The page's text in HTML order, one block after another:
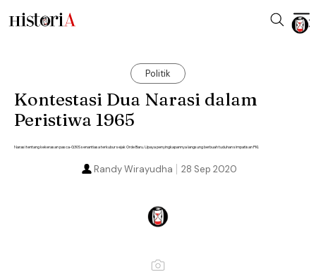
Politik
Kontestasi Dua Narasi dalam
Peristiwa 1965
Narasi tentang kekerasan pasca-G30S senantiasa terkubur sejak Orde Baru. Upaya penyingkapannya langsung berbuah tuduhan simpatisan PKI.
28 Sep 2020
Randy Wirayudha